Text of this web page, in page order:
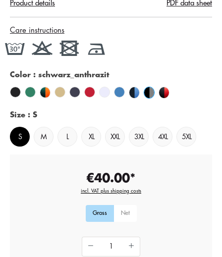
Product details PDF data sheet
Care instructions
Color : schwarz_anthrazit
Size : S
S M XL XXL 3XL 4XL 5XL
€40.00*
incl. VAT plus shipping costs
Gross Net